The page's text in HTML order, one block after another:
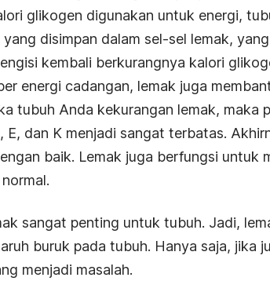
glikogen digunakan untuk energi,
disimpan dalam sel-sel lemak,
kembali berkurangnya kalori
energi cadangan, lemak juga
tubuh Anda kekurangan lemak, maka
E, dan K menjadi sangat terbatas.
baik. Lemak juga berfungsi untuk
sangat penting untuk tubuh. Jadi,
buruk pada tubuh. Hanya saja, jika
menjadi masalah.